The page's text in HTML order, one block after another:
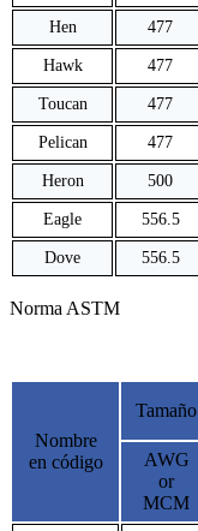
Hen 477
Hawk 477
Toucan 477
Pelican 477
Heron 500
Eagle 556.5
Dove 556.5
Norma ASTM
Nombre
en código
Tamaño
AWG
or
MCM